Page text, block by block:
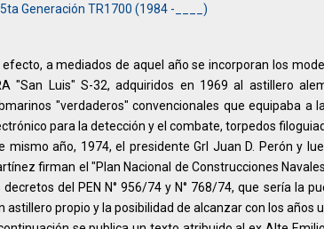
5ta Generación TR1700 (1984 -____)
efecto, a mediados de aquel año se incorporan los
"San Luis" S-32, adquiridos en 1969 al astillero
"verdaderos" convencionales que equipaba
para la detección y el combate, torpedos
mismo año, 1974, el presidente Grl Juan D. Perón y
firman el "Plan Nacional de Construcciones
decretos del PEN N° 956/74 y N° 768/74, que sería la
astillero propio y la posibilidad de alcanzar con los años